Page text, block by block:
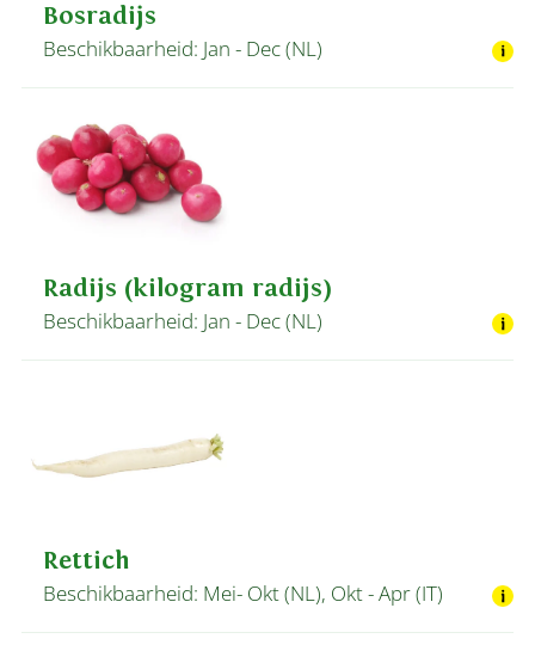
Bosradijs
Beschikbaarheid: Jan - Dec (NL)
Radijs (kilogram radijs)
Beschikbaarheid: Jan - Dec (NL)
Rettich
Beschikbaarheid: Mei- Okt (NL), Okt - Apr (IT)